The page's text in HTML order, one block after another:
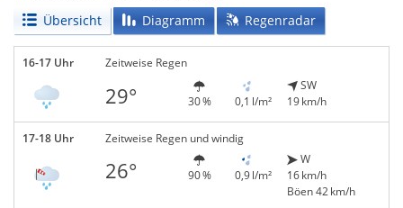
Übersicht Diagramm Regenradar
16-17 Uhr Zeitweise Regen
29° 30 % 0,1 l/m²
SW
19 km/h
17-18 Uhr Zeitweise Regen und windig
26° 90 % 0,9 l/m²
W
16 km/h
Böen 42 km/h